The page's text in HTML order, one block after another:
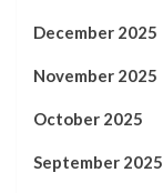
December 2025
November 2025
October 2025
September 2025